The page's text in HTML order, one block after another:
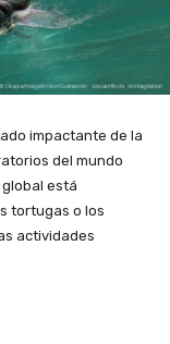
impactante de la
del mundo
está
tortugas o los
actividades